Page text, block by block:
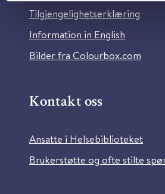
Tilgjengelighetserklæring
Information in English
Bilder fra Colourbox.com
Kontakt oss
Ansatte i Helsebiblioteket
Brukerstøtte og ofte stilte